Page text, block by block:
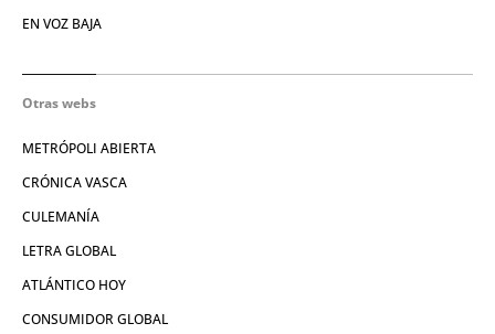
EN VOZ BAJA
Otras webs
METRÓPOLI ABIERTA
CRÓNICA VASCA
CULEMANÍA
LETRA GLOBAL
ATLÁNTICO HOY
CONSUMIDOR GLOBAL